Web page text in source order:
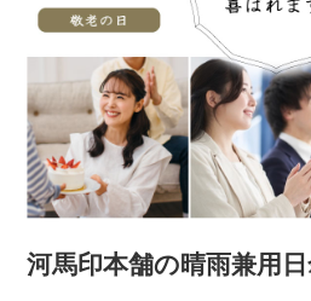
河馬印本舗の晴雨兼用